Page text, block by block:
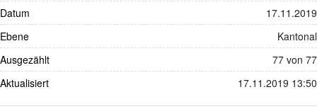
Datum
17.11.2019
Ebene
Kantonal
Ausgezählt
77 von 77
Aktualisiert
17.11.2019 13:50